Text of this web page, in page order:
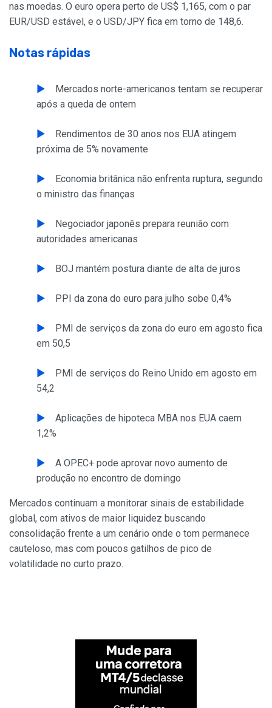
nas moedas. O euro opera perto de US$ 1,165, com o par
EUR/USD estável, e o USD/JPY fica em torno de 148,6.
Notas rápidas
Mercados norte-americanos tentam se recuperar
após a queda de ontem
Rendimentos de 30 anos nos EUA atingem
próxima de 5% novamente
Economia britânica não enfrenta ruptura, segundo
o ministro das finanças
Negociador japonês prepara reunião com
autoridades americanas
BOJ mantém postura diante de alta de juros
PPI da zona do euro para julho sobe 0,4%
PMI de serviços da zona do euro em agosto fica
em 50,5
PMI de serviços do Reino Unido em agosto em
54,2
Aplicações de hipoteca MBA nos EUA caem
1,2%
A OPEC+ pode aprovar novo aumento de
produção no encontro de domingo
Mercados continuam a monitorar sinais de estabilidade
global, com ativos de maior liquidez buscando
consolidação frente a um cenário onde o tom permanece
cauteloso, mas com poucos gatilhos de pico de
volatilidade no curto prazo.